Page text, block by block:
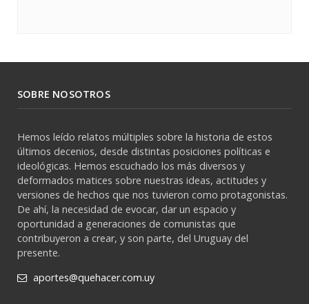
SOBRE NOSOTROS
Hemos leído relatos múltiples sobre la historia de estos
últimos decenios, desde distintas posiciones políticas e
ideológicas. Hemos escuchado los más diversos y
deformados matices sobre nuestras ideas, actitudes y
versiones de hechos que nos tuvieron como protagonistas.
De ahí, la necesidad de evocar, dar un espacio y
oportunidad a generaciones de comunistas que
contribuyeron a crear, y son parte, del Uruguay del
presente.
aportes@quehacer.com.uy